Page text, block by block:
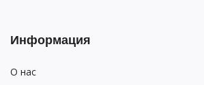
Информация
О нас